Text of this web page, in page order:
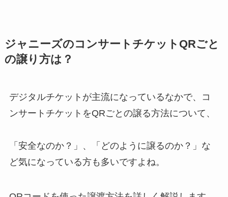
ジャニーズのコンサートチケットQRごと
の譲り方は？
デジタルチケットが主流になっているなかで、コ
ンサートチケットをQRごとの譲る方法について、
「安全なのか？」、「どのように譲るのか？」な
ど気になっている方も多いですよね。